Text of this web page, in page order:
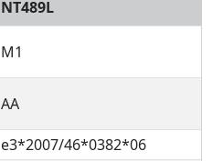
NT489L
M1
AA
e3*2007/46*0382*06